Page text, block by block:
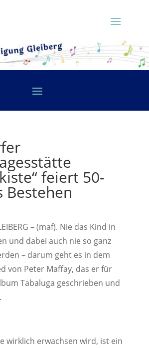
feiert 50-
Bestehen
– (maf). Nie das Kind in
und dabei auch nie so ganz
– darum geht es in dem
von Peter Maffay, das er für
Tabaluga geschrieben und
wirklich erwachsen wird, ist ein